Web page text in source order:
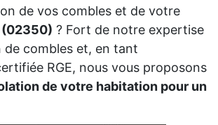
de vos combles et de votre
(02350) ? Fort de notre expertise
de combles et, en tant
RGE, nous vous proposons
de votre habitation pour un